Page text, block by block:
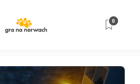
0
neurodegeneracja